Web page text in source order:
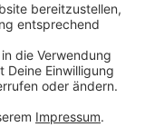
innerhalb